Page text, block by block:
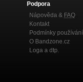
Podpora
Nápověda & FAQ
Kontakt
Podmínky používání
O Bandzone.cz
Loga a dtp.